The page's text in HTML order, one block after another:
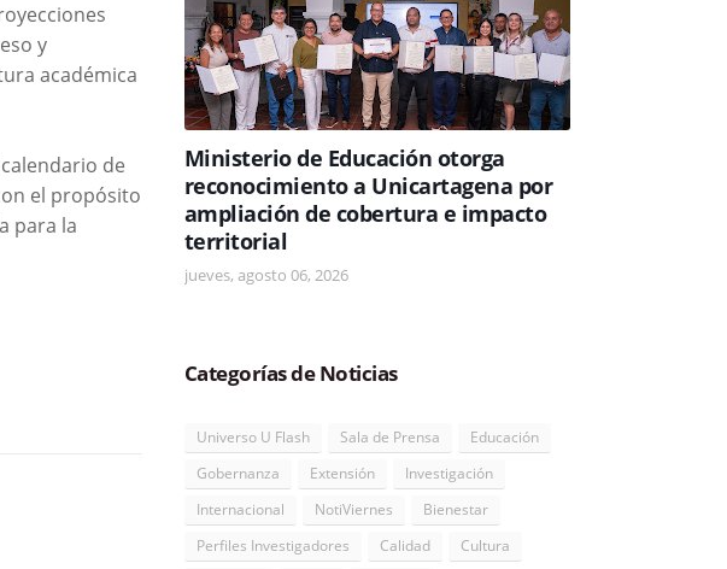
y
académica
de
el propósito
para la
Ministerio de Educación otorga
reconocimiento a Unicartagena por
ampliación de cobertura e impacto
territorial
jueves, agosto 06, 2026
Categorías de Noticias
Universo U Flash Sala de Prensa
Educación
Gobernanza
Extensión
Investigación
Internacional
NotiViernes
Bienestar
Perfiles Investigadores
Calidad
Cultura